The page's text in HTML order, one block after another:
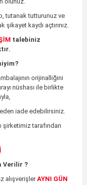
tutanak tutturunuz ve
şikayet kaydı açtırınız.
talebiniz
orijinalliğini
nüshası ile birlikte
iade edebilirsiniz.
şirketimiz tarafından
Verilir ?
alışverişler AYNI GÜN